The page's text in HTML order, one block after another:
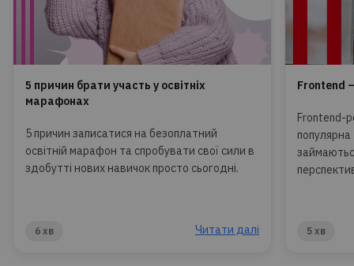
5 причин брати участь у освітніх
марафонах
5 причин записатися на безоплатний
освітній марафон та спробувати свої сили в
здобутті нових навичок просто сьогодні.
6 хв Читати далі
Frontend
Frontend-
популярна
5 хв